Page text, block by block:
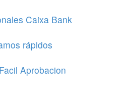
Caixa Bank
rápidos
Aprobacion